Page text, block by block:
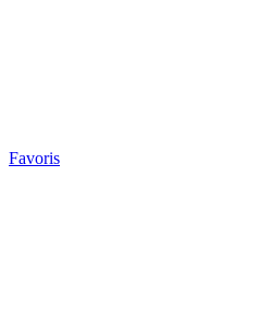
Favoris